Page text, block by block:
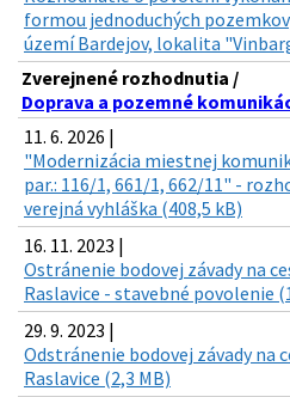
formou jednoduchých
území Bardejov, lokalita
Zverejnené rozhodnutia /
Doprava a pozemné
11. 6. 2026 |
"Modernizácia miestnej
par.: 116/1, 661/1, 662/11" -
verejná vyhláška (408,5 kB)
16. 11. 2023 |
Ostránenie bodovej závady na
Raslavice - stavebné povolenie
29. 9. 2023 |
Odstránenie bodovej závady na
Raslavice (2,3 MB)